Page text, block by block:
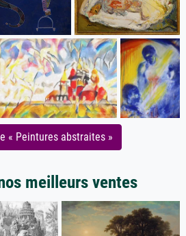
« Peintures abstraites »
meilleurs ventes